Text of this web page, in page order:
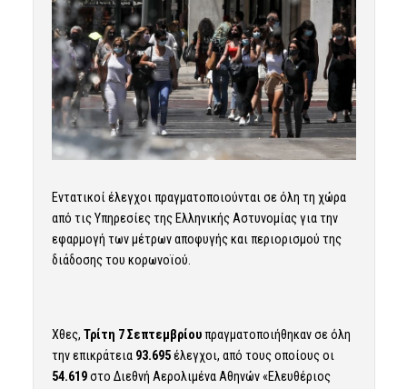
Εντατικοί έλεγχοι πραγματοποιούνται σε όλη τη χώρα
από τις Υπηρεσίες της Ελληνικής Αστυνομίας για την
εφαρμογή των μέτρων αποφυγής και περιορισμού της
διάδοσης του κορωνοϊού.
Χθες, Τρίτη 7 Σεπτεμβρίουπραγματοποιήθηκαν σε όλη
την επικράτεια 93.695έλεγχοι, από τους οποίους οι
54.619στο Διεθνή Αερολιμένα Αθηνών «Ελευθέριος